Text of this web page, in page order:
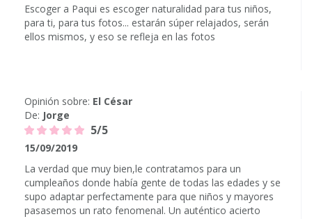
Escoger a Paqui es escoger naturalidad para tus niños,
para ti, para tus fotos... estarán súper relajados, serán
ellos mismos, y eso se refleja en las fotos
Opinión sobre: El César
De: Jorge
5/5
15/09/2019
La verdad que muy bien,le contratamos para un
cumpleaños donde había gente de todas las edades y se
supo adaptar perfectamente para que niños y mayores
pasasemos un rato fenomenal. Un auténtico acierto